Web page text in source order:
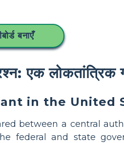
बनाएँ
एक लोकतांत्रिक
in the United
between a central
federal and state